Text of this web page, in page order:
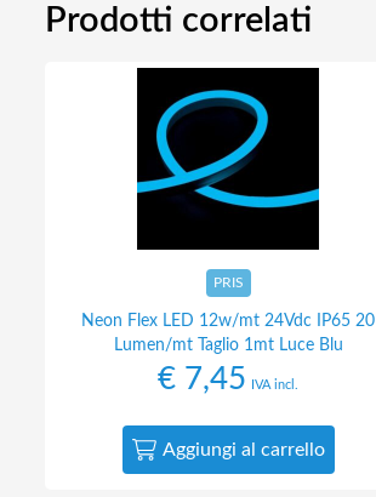
Prodotti correlati
PRIS
Neon Flex LED 12w/mt 24Vdc IP65 20
Lumen/mt Taglio 1mt Luce Blu
€ 7,45 IVA incl.
Aggiungi al carrello